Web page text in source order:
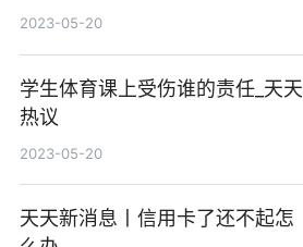
2023-05-20
学生体育课上受伤谁的责任_天天
热议
2023-05-20
天天新消息丨信用卡了还不起怎